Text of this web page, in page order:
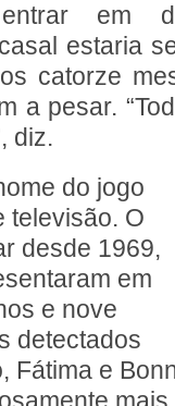
em
estaria
catorze
a pesar.
diz.
do jogo
televisão. O
desde 1969,
em
e nove
detectados
Fátima e